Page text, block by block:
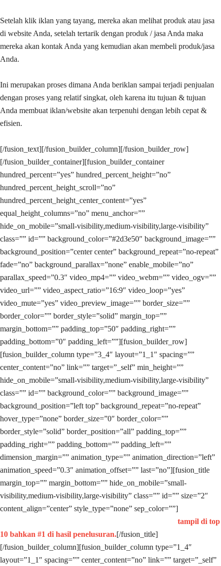
Setelah klik iklan yang tayang, mereka akan melihat produk atau jasa
di website Anda, setelah tertarik dengan produk / jasa Anda maka
mereka akan kontak Anda yang kemudian akan membeli produk/jasa
Anda.
Ini merupakan proses dimana Anda beriklan sampai terjadi penjualan
dengan proses yang relatif singkat, oleh karena itu tujuan & tujuan
Anda membuat iklan/website akan terpenuhi dengan lebih cepat &
efisien.
[/fusion_text][/fusion_builder_column][/fusion_builder_row]
[/fusion_builder_container][fusion_builder_container
hundred_percent=”yes” hundred_percent_height=”no”
hundred_percent_height_scroll=”no”
hundred_percent_height_center_content=”yes”
equal_height_columns=”no” menu_anchor=””
hide_on_mobile=”small-visibility,medium-visibility,large-visibility”
class=”” id=”” background_color=”#2d3e50″ background_image=””
background_position=”center center” background_repeat=”no-repeat”
fade=”no” background_parallax=”none” enable_mobile=”no”
parallax_speed=”0.3″ video_mp4=”” video_webm=”” video_ogv=””
video_url=”” video_aspect_ratio=”16:9″ video_loop=”yes”
video_mute=”yes” video_preview_image=”” border_size=””
border_color=”” border_style=”solid” margin_top=””
margin_bottom=”” padding_top=”50″ padding_right=””
padding_bottom=”0″ padding_left=””][fusion_builder_row]
[fusion_builder_column type=”3_4″ layout=”1_1″ spacing=””
center_content=”no” link=”” target=”_self” min_height=””
hide_on_mobile=”small-visibility,medium-visibility,large-visibility”
class=”” id=”” background_color=”” background_image=””
background_position=”left top” background_repeat=”no-repeat”
hover_type=”none” border_size=”0″ border_color=””
border_style=”solid” border_position=”all” padding_top=””
padding_right=”” padding_bottom=”” padding_left=””
dimension_margin=”” animation_type=”” animation_direction=”left”
animation_speed=”0.3″ animation_offset=”” last=”no”][fusion_title
margin_top=”” margin_bottom=”” hide_on_mobile=”small-
visibility,medium-visibility,large-visibility” class=”” id=”” size=”2″
content_align=”center” style_type=”none” sep_color=””]
tampil di top
10 bahkan #1 di hasil penelusuran.[/fusion_title]
[/fusion_builder_column][fusion_builder_column type=”1_4″
layout=”1_1″ spacing=”” center_content=”no” link=”” target=”_self”